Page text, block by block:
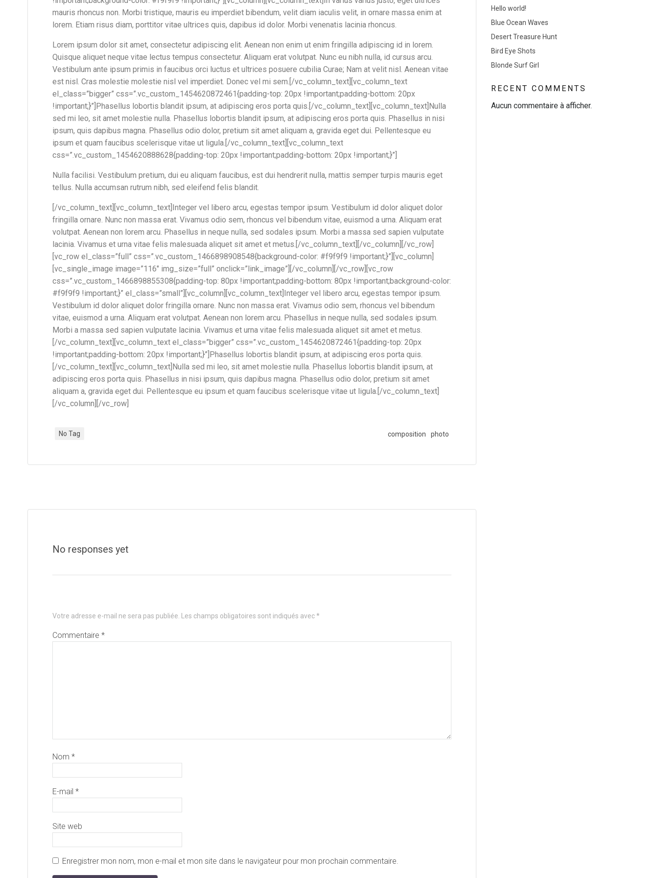
mauris rhoncus non. Morbi tristique, mauris eu imperdiet bibendum, velit diam iaculis velit, in ornare massa enim at
lorem. Etiam risus diam, porttitor vitae ultrices quis, dapibus id dolor. Morbi venenatis lacinia rhoncus.
Lorem ipsum dolor sit amet, consectetur adipiscing elit. Aenean non enim ut enim fringilla adipiscing id in lorem.
Quisque aliquet neque vitae lectus tempus consectetur. Aliquam erat volutpat. Nunc eu nibh nulla, id cursus arcu.
Vestibulum ante ipsum primis in faucibus orci luctus et ultrices posuere cubilia Curae; Nam at velit nisl. Aenean vitae
est nisl. Cras molestie molestie nisl vel imperdiet. Donec vel mi sem.[/vc_column_text][vc_column_text
el_class=”bigger” css=”.vc_custom_1454620872461{padding-top: 20px !important;padding-bottom: 20px
!important;}”]Phasellus lobortis blandit ipsum, at adipiscing eros porta quis.[/vc_column_text][vc_column_text]Nulla
sed mi leo, sit amet molestie nulla. Phasellus lobortis blandit ipsum, at adipiscing eros porta quis. Phasellus in nisi
ipsum, quis dapibus magna. Phasellus odio dolor, pretium sit amet aliquam a, gravida eget dui. Pellentesque eu
ipsum et quam faucibus scelerisque vitae ut ligula.[/vc_column_text][vc_column_text
css=”.vc_custom_1454620888628{padding-top: 20px !important;padding-bottom: 20px !important;}”]
Nulla facilisi. Vestibulum pretium, dui eu aliquam faucibus, est dui hendrerit nulla, mattis semper turpis mauris eget
tellus. Nulla accumsan rutrum nibh, sed eleifend felis blandit.
[/vc_column_text][vc_column_text]Integer vel libero arcu, egestas tempor ipsum. Vestibulum id dolor aliquet dolor
fringilla ornare. Nunc non massa erat. Vivamus odio sem, rhoncus vel bibendum vitae, euismod a urna. Aliquam erat
volutpat. Aenean non lorem arcu. Phasellus in neque nulla, sed sodales ipsum. Morbi a massa sed sapien vulputate
lacinia. Vivamus et urna vitae felis malesuada aliquet sit amet et metus.[/vc_column_text][/vc_column][/vc_row]
[vc_row el_class=”full” css=”.vc_custom_1466898908548{background-color: #f9f9f9 !important;}”][vc_column]
[vc_single_image image=”116″ img_size=”full” onclick=”link_image”][/vc_column][/vc_row][vc_row
css=”.vc_custom_1466898855308{padding-top: 80px !important;padding-bottom: 80px !important;background-color:
#f9f9f9 !important;}” el_class=”small”][vc_column][vc_column_text]Integer vel libero arcu, egestas tempor ipsum.
Vestibulum id dolor aliquet dolor fringilla ornare. Nunc non massa erat. Vivamus odio sem, rhoncus vel bibendum
vitae, euismod a urna. Aliquam erat volutpat. Aenean non lorem arcu. Phasellus in neque nulla, sed sodales ipsum.
Morbi a massa sed sapien vulputate lacinia. Vivamus et urna vitae felis malesuada aliquet sit amet et metus.
[/vc_column_text][vc_column_text el_class=”bigger” css=”.vc_custom_1454620872461{padding-top: 20px
!important;padding-bottom: 20px !important;}”]Phasellus lobortis blandit ipsum, at adipiscing eros porta quis.
[/vc_column_text][vc_column_text]Nulla sed mi leo, sit amet molestie nulla. Phasellus lobortis blandit ipsum, at
adipiscing eros porta quis. Phasellus in nisi ipsum, quis dapibus magna. Phasellus odio dolor, pretium sit amet
aliquam a, gravida eget dui. Pellentesque eu ipsum et quam faucibus scelerisque vitae ut ligula.[/vc_column_text]
[/vc_column][/vc_row]
No Tag composition photo
No responses yet
Votre adresse e-mail ne sera pas publiée. Les champs obligatoires sont indiqués avec*
Commentaire *
Nom *
E-mail *
Site web
Enregistrer mon nom, mon e-mail et mon site dans le navigateur pour mon prochain commentaire.
Hello world!
Blue Ocean Waves
Desert Treasure Hunt
Bird Eye Shots
Blonde Surf Girl
RECENT COMMENTS
Aucun commentaire à afficher.